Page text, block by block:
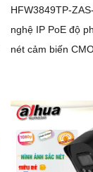
HFW3849TP-
nghệ IP PoE độ
nét cảm biến
sáng kép thông